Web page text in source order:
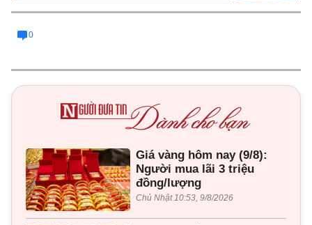
0
Giá vàng hôm nay (9/8):
Người mua lãi 3 triệu
đồng/lượng
Chủ Nhật 10:53, 9/8/2026